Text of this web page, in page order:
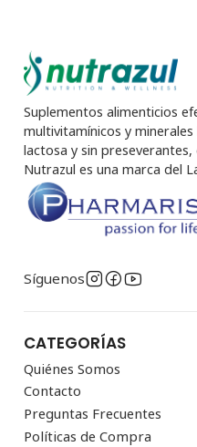
Suplementos alimenticios
multivitamínicos y
lactosa y sin
Nutrazul es una marca del
Síguenos
CATEGORÍAS
Quiénes Somos
Contacto
Preguntas Frecuentes
Políticas de Compra